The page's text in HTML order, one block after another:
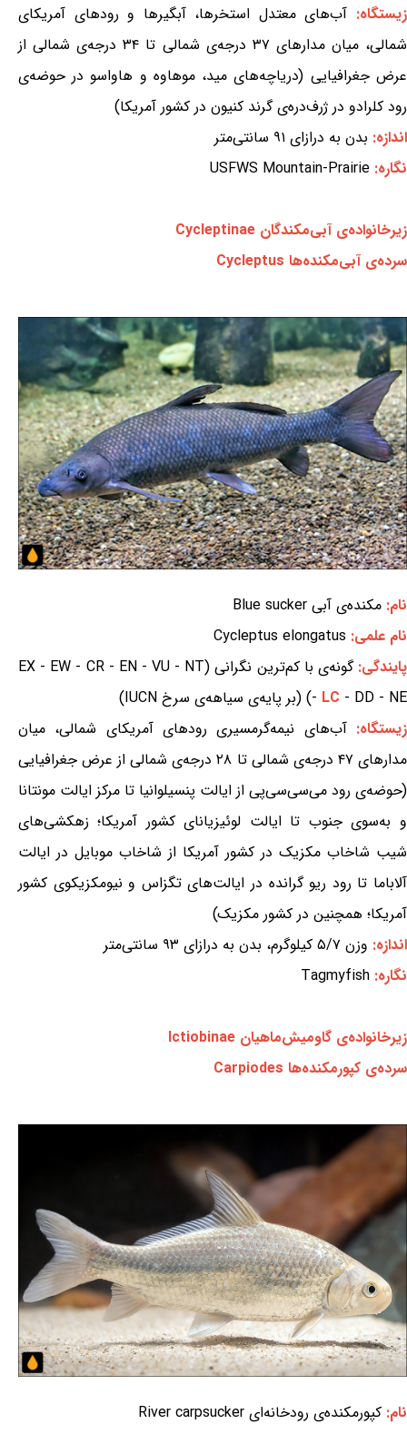
زیستگاه: آب‌های معتدل استخرها، آبگیرها و رودهای آمریکای
شمالی، میان مدارهای ۳۷ درجه‌ی شمالی تا ۳۴ درجه‌ی شمالی از
عرض جغرافیایی (دریاچه‌های مید، موهاوه و هاواسو در حوضه‌ی
رود کلرادو در ژرف‌دره‌ی گرند کنیون در کشور آمریکا)
اندازه: بدن به درازای ۹۱ سانتی‌متر
نگاره: USFWS Mountain-Prairie
زیرخانواده‌ی آبی‌مکندگان Cycleptinae
سرده‌ی آبی‌مکنده‌ها Cycleptus
نام: مکنده‌ی آبی Blue sucker
نام علمی: Cycleptus elongatus
پایندگی:
گونه‌ی با کم‌ترین نگرانی (EX - EW - CR - EN - VU - NT
- LC - DD - NE) (بر پایه‌ی سیاهه‌ی سرخ IUCN)
زیستگاه:آب‌های نیمه‌گرمسیری رودهای آمریکای شمالی، میان
مدارهای ۴۷ درجه‌ی شمالی تا ۲۸ درجه‌ی شمالی از عرض جغرافیایی
(حوضه‌ی رود می‌سی‌سی‌پی از ایالت پنسیلوانیا تا مرکز ایالت مونتانا
و به‌سوی جنوب تا ایالت لوئیزیانای کشور آمریکا؛ زهکشی‌های
شیب شاخاب مکزیک در کشور آمریکا از شاخاب موبایل در ایالت
آلاباما تا رود ریو گرانده در ایالت‌های تگزاس و نیومکزیکوی کشور
آمریکا؛ همچنین در کشور مکزیک)
اندازه: وزن ۵/۷ کیلوگرم، بدن به درازای ۹۳ سانتی‌متر
نگاره: Tagmyfish
زیرخانواده‌ی گاومیش‌ماهیان Ictiobinae
سرده‌ی کپورمکنده‌ها Carpiodes
نام: کپورمکنده‌ی رودخانه‌ای River carpsucker